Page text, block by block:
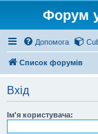
Форум
Допомога
Список форумів
Вхід
Ім'я користувача: